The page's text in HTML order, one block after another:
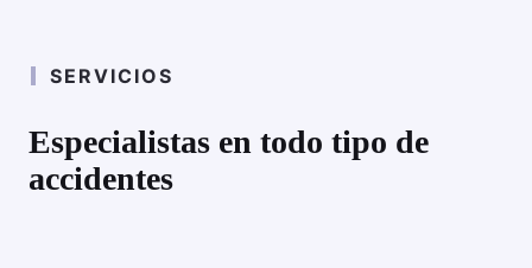
SERVICIOS
Especialistas en todo tipo de
accidentes